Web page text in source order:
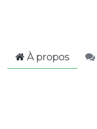
À propos